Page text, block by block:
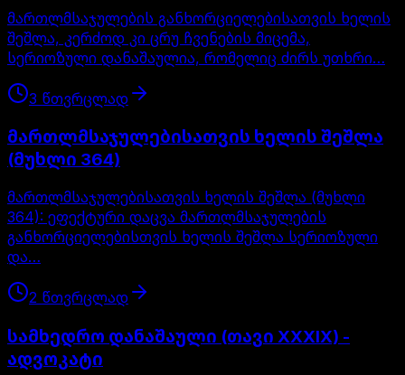
მართლმსაჯულების განხორციელებისათვის ხელის
შეშლა, კერძოდ კი ცრუ ჩვენების მიცემა,
სერიოზული დანაშაულია, რომელიც ძირს უთხრი…
3 წთვრცლად
მართლმსაჯულებისათვის ხელის შეშლა
(მუხლი 364)
მართლმსაჯულებისათვის ხელის შეშლა (მუხლი
364): ეფექტური დაცვა მართლმსაჯულების
განხორციელებისთვის ხელის შეშლა სერიოზული
და…
2 წთვრცლად
სამხედრო დანაშაული (თავი XXXIX) -
ადვოკატი